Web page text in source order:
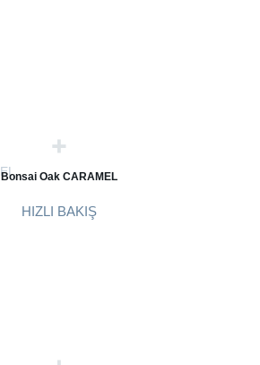
Bonsai Oak CARAMEL
HIZLI BAKIŞ